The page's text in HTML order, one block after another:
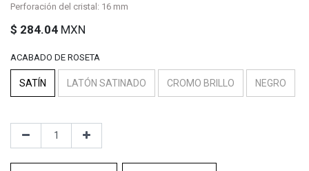
Perforación del cristal: 16 mm
$ 284.04 MXN
ACABADO DE ROSETA
SATÍN LATÓN SATINADO CROMO BRILLO NEGRO